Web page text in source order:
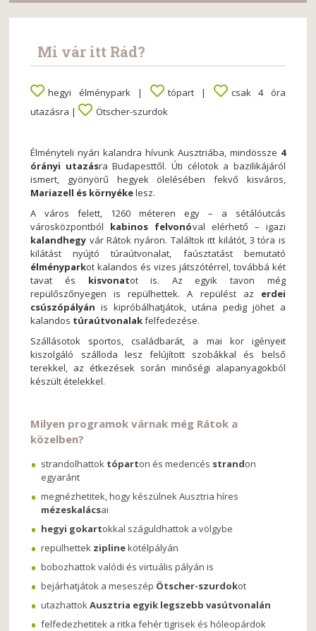
Mi vár itt Rád?
hegyi élménypark | tópart |
csak 4 óra
utazásra |
Ötscher-szurdok
Élményteli nyári kalandra hívunk Ausztriába, mindössze 4
órányi utazásra Budapesttől. Úti célotok a bazilikájáról
ismert, gyönyörű hegyek ölelésében fekvő kisváros,
Mariazell és környékelesz.
A város felett, 1260 méteren egy – a sétálóutcás
városközpontból kabinos felvonóval elérhető – igazi
kalandhegy vár Rátok nyáron. Találtok itt kilátót, 3 tóra is
kilátást nyújtó túraútvonalat, faúsztatást bemutató
élményparkot kalandos és vizes játszótérrel, továbbá két
tavat és kisvonatot is. Az egyik tavon még
repülőszőnyegen is repülhettek. A repülést az erdei
csúszópályán is kipróbálhatjátok, utána pedig jöhet a
kalandos túraútvonalakfelfedezése.
Szállásotok sportos, családbarát, a mai kor igényeit
kiszolgáló szálloda lesz felújított szobákkal és belső
terekkel, az étkezések során minőségi alapanyagokból
készült ételekkel.
Milyen programok várnak még Rátok a
közelben?
strandolhattok tóparton és medencés strandon
egyaránt
megnézhetitek, hogy készülnek Ausztria híres
mézeskalácsai
hegyi gokartokkal száguldhattok a völgybe
repülhettek ziplinekötélpályán
bobozhattok valódi és virtuális pályán is
bejárhatjátok a meseszép Ötscher-szurdokot
utazhattokAusztria egyik legszebb vasútvonalán
felfedezhetitek a ritka fehér tigrisek és hóleopárdok